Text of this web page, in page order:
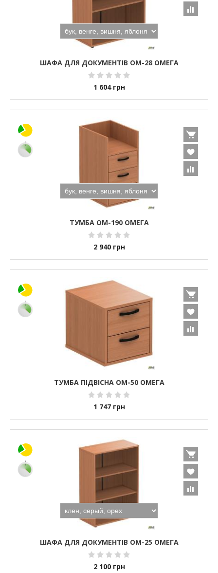
ШАФА ДЛЯ ДОКУМЕНТІВ ОМ-28 ОМЕГА
1 604 грн
ТУМБА ОМ-190 ОМЕГА
2 940 грн
ТУМБА ПІДВІСНА ОМ-50 ОМЕГА
1 747 грн
ШАФА ДЛЯ ДОКУМЕНТІВ ОМ-25 ОМЕГА
2 100 грн